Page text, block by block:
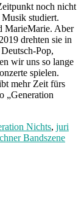
noch nicht
studiert.
MarieMarie. Aber
drehten sie in
Pop,
wir uns so lange
spielen.
mehr Zeit fürs
„Generation
Nichts, juri
Bandszene